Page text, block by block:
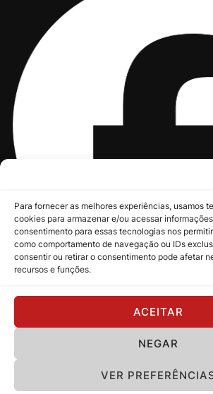
Para fornecer as melhores experiências, usamos
cookies para armazenar e/ou acessar
consentimento para essas tecnologias nos
como comportamento de navegação ou IDs
consentir ou retirar o consentimento pode afetar
recursos e funções.
ACEITAR
NEGAR
VER
@nksmusic
Política de Privacidade